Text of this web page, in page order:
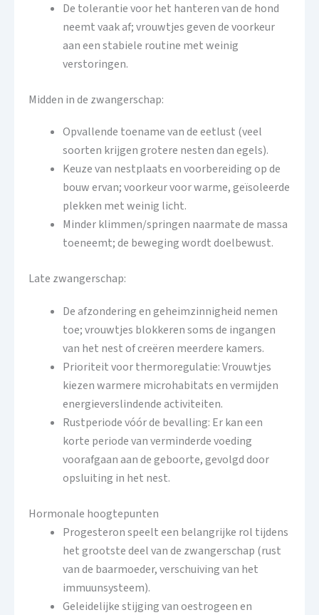
De tolerantie voor het hanteren van de hond
neemt vaak af; vrouwtjes geven de voorkeur
aan een stabiele routine met weinig
verstoringen.
Midden in de zwangerschap:
Opvallende toename van de eetlust (veel
soorten krijgen grotere nesten dan egels).
Keuze van nestplaats en voorbereiding op de
bouw ervan; voorkeur voor warme, geïsoleerde
plekken met weinig licht.
Minder klimmen/springen naarmate de massa
toeneemt; de beweging wordt doelbewust.
Late zwangerschap:
De afzondering en geheimzinnigheid nemen
toe; vrouwtjes blokkeren soms de ingangen
van het nest of creëren meerdere kamers.
Prioriteit voor thermoregulatie: Vrouwtjes
kiezen warmere microhabitats en vermijden
energieverslindende activiteiten.
Rustperiode vóór de bevalling: Er kan een
korte periode van verminderde voeding
voorafgaan aan de geboorte, gevolgd door
opsluiting in het nest.
Hormonale hoogtepunten
Progesteron speelt een belangrijke rol tijdens
het grootste deel van de zwangerschap (rust
van de baarmoeder, verschuiving van het
immuunsysteem).
Geleidelijke stijging van oestrogeen en